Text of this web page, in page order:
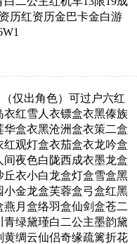
历红资历金巴卡金白游
仅出角色）可过户六红
红雪人衣镖盒衣黑傣族
盒衣黑沧洲盒衣策二盒
观灯盒衣茄盒衣龙吟盒
夜色白陇西成衣墨龙盒
衣小白龙盒灯盒雪盒黑
金龙盒芙蓉盒弓盒红黑
月盒络羽盒仙剑盒苍二
绿黛瑾白二公主墨韵黛
绸云仙侣奇缘疏篱折花